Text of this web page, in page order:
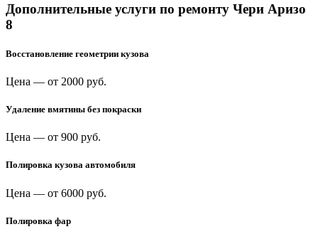
Дополнительные услуги по ремонту Чери Аризо
8
Восстановление геометрии кузова
Цена — от 2000 руб.
Удаление вмятины без покраски
Цена — от 900 руб.
Полировка кузова автомобиля
Цена — от 6000 руб.
Полировка фар